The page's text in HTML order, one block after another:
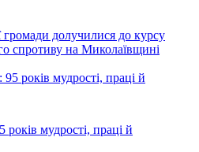
громади долучилися до курсу
спротиву на Миколаївщині
мудрості, праці й